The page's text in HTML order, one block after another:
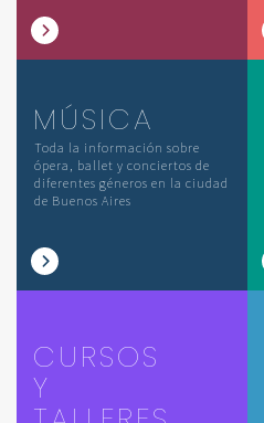
MÚSICA
Toda la información sobre
ópera, ballet y conciertos de
diferentes géneros en la ciudad
de Buenos Aires
CURSOS
Y